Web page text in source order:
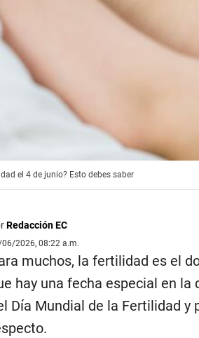
el 4 de junio? Esto debes saber
Redacción EC
2026, 08:22 a.m.
muchos, la fertilidad es el
hay una fecha especial en
Día Mundial de la Fertilidad y